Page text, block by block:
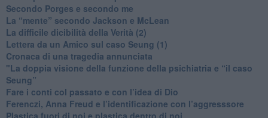
​Secondo Porges e secondo me
​La “mente” secondo Jackson e McLean
La difficile dicibilità della Verità (2)
​Lettera da un Amico sul caso Seung (1)
​Cronaca di una tragedia annunciata
"​La doppia visione della funzione della psichiatria e “il caso
Seung”
​Fare i conti col passato e con l’idea di Dio
​Ferenczi, Anna Freud e l’identificazione con l’aggresssore
Plastica fuori di noi e plastica dentro di noi